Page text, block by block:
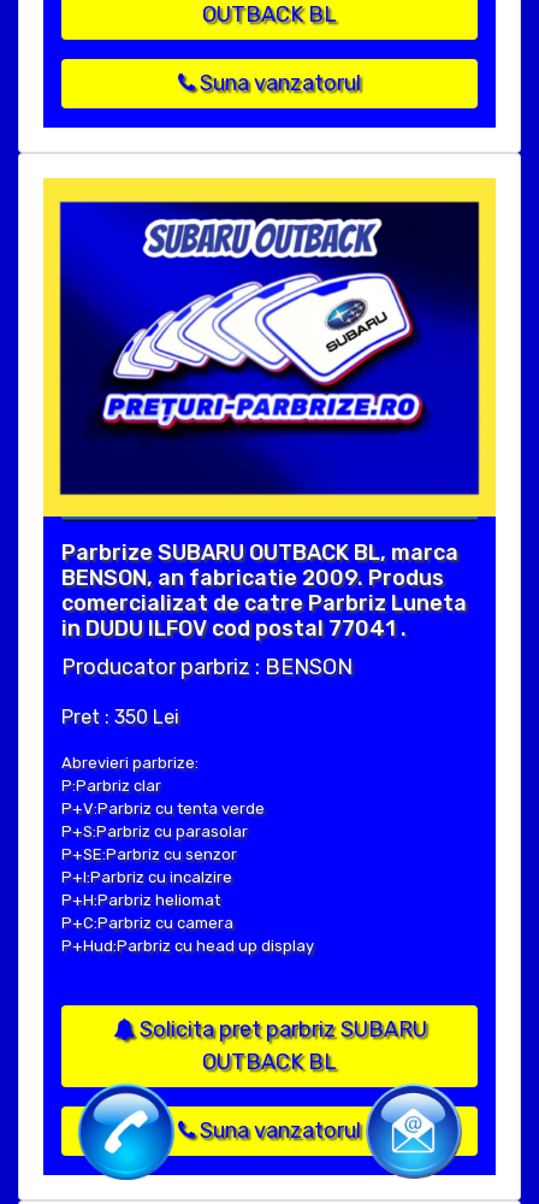
OUTBACK BL
Suna vanzatorul
Parbrize SUBARU OUTBACK BL, marca
BENSON, an fabricatie 2009. Produs
comercializat de catre Parbriz Luneta
in DUDU ILFOV cod postal 77041 .
Producator parbriz : BENSON
Pret : 350 Lei
Abrevieri parbrize:
P:Parbriz clar
P+V:Parbriz cu tenta verde
P+S:Parbriz cu parasolar
P+SE:Parbriz cu senzor
P+I:Parbriz cu incalzire
P+H:Parbriz heliomat
P+C:Parbriz cu camera
P+Hud:Parbriz cu head up display
Solicita pret parbriz SUBARU
OUTBACK BL
Suna vanzatorul